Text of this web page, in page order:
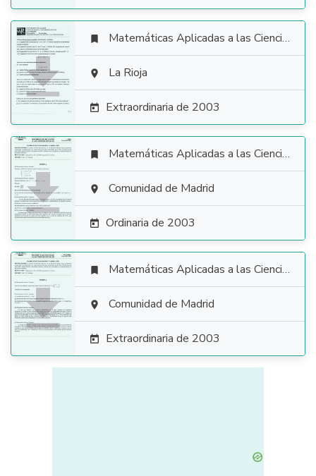

 Matemáticas Aplicadas a las Ciencias Sociales
 La Rioja
 Extraordinaria de 2003

 Matemáticas Aplicadas a las Ciencias Sociales
 Comunidad de Madrid
 Ordinaria de 2003

 Matemáticas Aplicadas a las Ciencias Sociales
 Comunidad de Madrid
 Extraordinaria de 2003